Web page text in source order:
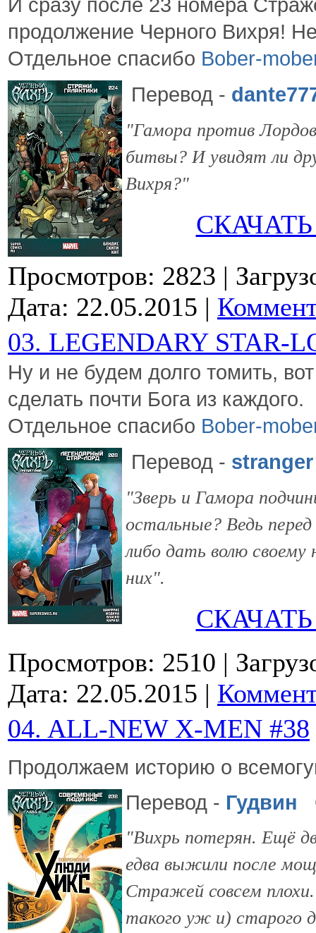
И сразу после 23 номера
продолжение Черного Вихря!
Отдельное спасибо Bober-
Перевод -
"Гамора против
битвы? И увидят ли
Вихря?"
Просмотров: 2823 |
Дата: 22.05.2015 |
03. LEGENDARY STAR-
Ну и не будем долго томить,
сделать почти Бога из каждого.
Отдельное спасибо Bober-
Перевод - stranger
"Зверь и Гамора
остальные? Ведь
либо дать волю
них".
Просмотров: 2510 |
Дата: 22.05.2015 |
04. ALL-NEW X-MEN #38
Продолжаем историю о
Перевод - Гудвин
"Вихрь потерян. Ещё
едва выжили после
Стражей совсем
такого уж и) старого